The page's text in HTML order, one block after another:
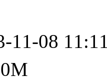
11-08